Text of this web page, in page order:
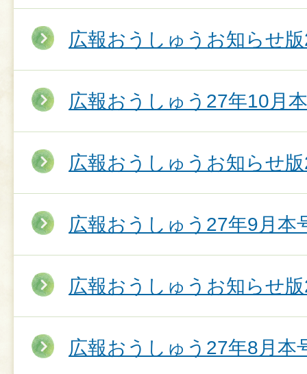
広報おうしゅうお知らせ
広報おうしゅう27年10月
広報おうしゅうお知らせ
広報おうしゅう27年9月本
広報おうしゅうお知らせ
広報おうしゅう27年8月本